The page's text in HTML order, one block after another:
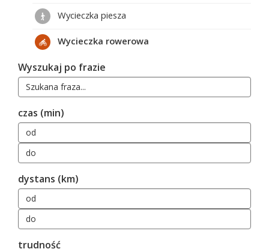
Kilometraż:
Stary Korczyn (0,0 km) – Czarkowy Nida (3,5 km) –
Czarkowy cmentarz wojenny (6,0 km) – Stary
Korczyn (9,0 km)
Utrudnienia na trasie:
- odkryty teren, możliwe duże nasłonecznie, warto
zabrać zapas wody
Wycieczka piesza
Wycieczka rowerowa
Wyszukaj po frazie
czas (min)
dystans (km)
trudność